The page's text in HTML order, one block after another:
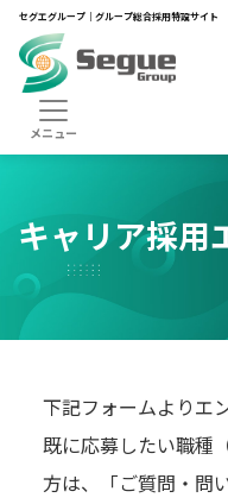
セグエグループ｜グループ総合採用特設サイト
HOME
キャリア採用
下記フォームよりエ
既に応募したい職種
方は、「ご質問・問